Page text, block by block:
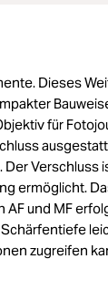
Dieses
für
Verschluss
ermöglicht.
und MF
zugreifen